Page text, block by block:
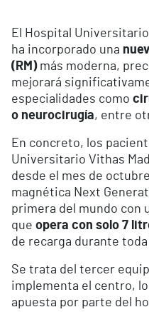
El Hospital
ha incorporado una
(RM) más moderna,
mejorará
especialidades como
o neurocirugía, entre
En concreto, los
Universitario Vithas
desde el mes de
magnética Next
primera del mundo con
que opera con solo 7
de recarga durante
Se trata del tercer
implementa el centro,
apuesta por parte del